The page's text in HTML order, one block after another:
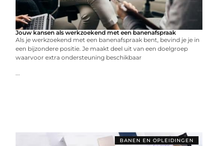
Jouw kansen als werkzoekend met een banenafspraak
Als je werkzoekend met een banenafspraak bent, bevind je je in
een bijzondere positie. Je maakt deel uit van een doelgroep
waarvoor extra ondersteuning beschikbaar
...
BANEN EN OPLEIDINGEN